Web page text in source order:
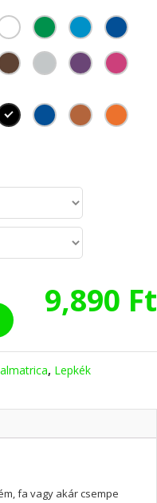
9,890 Ft
, Lepkék
fa vagy akár csempe